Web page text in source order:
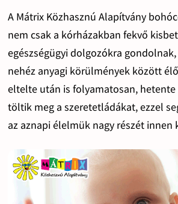
A Mátrix Közhasznú Alapítvány
nem csak a kórházakban fekvő
egészségügyi dolgozókra
nehéz anyagi körülmények között
eltelte után is folyamatosan,
töltik meg a szeretetládákat, ezzel
az aznapi élelmük nagy részét innen